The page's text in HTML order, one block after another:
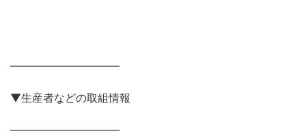
——————————
▼生産者などの取組情報
——————————